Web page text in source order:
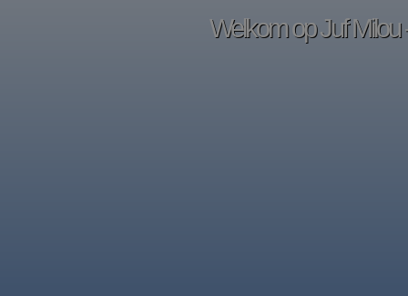
Welkom op Juf Milou